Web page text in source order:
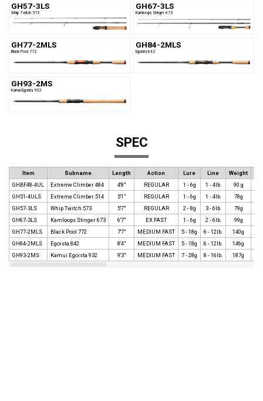
GH57-3LS
Whip Twitch 573
GH67-3LS
Kamloops Stinger 673
GH77-2MLS
Black Pool 772
GH84-2MLS
Egoista 842
GH93-2MS
Kamui Egoista 932
SPEC
Item Subname Length Action Lure Line Weight
GHBF48-4UL
Extreme Climber 484 4'8" REGULAR 1 - 6g 1 - 4lb. 90 g
GH51-4ULS
Extreme Climber 514 5'1" REGULAR 1 - 6g 1 - 4lb. 78g
GH57-3LS
Whip Twitch 573 5'7" REGULAR 2 - 8g 3 - 6lb. 79g
GH67-3LS
Kamloops Stinger 673 6'7" EX.FAST 1 - 6g 2 - 6lb. 99g
GH77-2MLS
Black Pool 772 7'7" MEDIUM FAST 5 - 18g 6 - 12lb. 140g
GH84-2MLS
Egoista 842 8'4" MEDIUM FAST 5 - 18g 6 - 12lb. 146g
GH93-2MS
Kamui Egoista 932 9'3" MEDIUM FAST 7 - 28g 8 - 16lb. 187g